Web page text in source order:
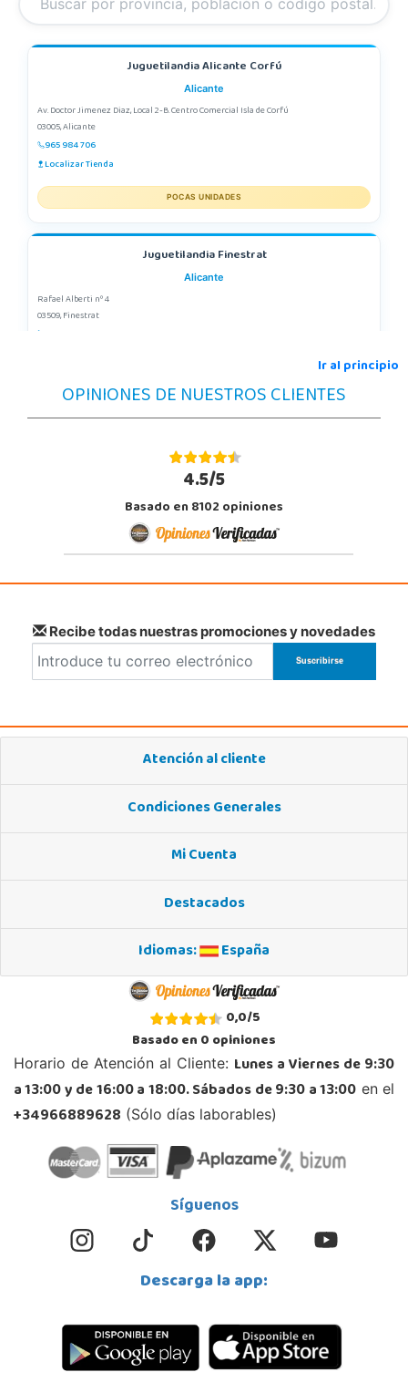
Juguetilandia Alicante Corfú
Alicante
Av. Doctor Jimenez Diaz, Local 2-B. Centro Comercial Isla de Corfú
03005, Alicante
965 984 706
Localizar Tienda
POCAS UNIDADES
Juguetilandia Finestrat
Alicante
Rafael Alberti nº 4
03509, Finestrat
Juguetilandia San Vicente del Raspeig
Alicante
Juguetilandia Torrevieja
Alicante
Avd. de las Cortes Valencianas S/N. Pol. Casa Grande III Manzana A-2(PLUS)
Localizar Tienda
STOCK DISPONIBLE
Ir al principio
OPINIONES DE NUESTROS CLIENTES
4.5/5
Basado en 8102 opiniones
Recibe todas nuestras promociones y novedades
Atención al cliente
Condiciones Generales
Mi Cuenta
Destacados
Idiomas:
España
0,0/5
Basado en0opiniones
Horario de Atención al Cliente: Lunes a Viernes de 9:30
a 13:00 y de 16:00 a 18:00. Sábados de 9:30 a 13:00 en el
+34966889628 (Sólo días laborables)
Síguenos
Descarga la app: